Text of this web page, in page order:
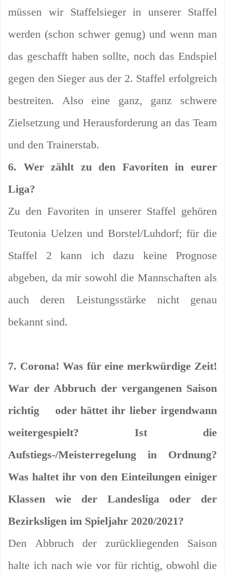
müssen wir Staffelsieger in unserer Staffel
werden (schon schwer genug) und wenn man
das geschafft haben sollte, noch das Endspiel
gegen den Sieger aus der 2. Staffel erfolgreich
bestreiten. Also eine ganz, ganz schwere
Zielsetzung und Herausforderung an das Team
und den Trainerstab.
6. Wer zählt zu den Favoriten in eurer
Liga?
Zu den Favoriten in unserer Staffel gehören
Teutonia Uelzen und Borstel/Luhdorf; für die
Staffel 2 kann ich dazu keine Prognose
abgeben, da mir sowohl die Mannschaften als
auch deren Leistungsstärke nicht genau
bekannt sind.
7. Corona! Was für eine merkwürdige Zeit!
War der Abbruch der vergangenen Saison
richtig oder hättet ihr lieber irgendwann
weitergespielt? Ist die
Aufstiegs-/Meisterregelung in Ordnung?
Was haltet ihr von den Einteilungen einiger
Klassen wie der Landesliga oder der
Bezirksligen im Spieljahr 2020/2021?
Den Abbruch der zurückliegenden Saison
halte ich nach wie vor für richtig, obwohl die